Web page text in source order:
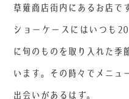
草薙商店街内にあるお店で
ショーケースにはいつも
に旬のものを取り入れた季
います。その時々でメニュ
出会いがあるはず。